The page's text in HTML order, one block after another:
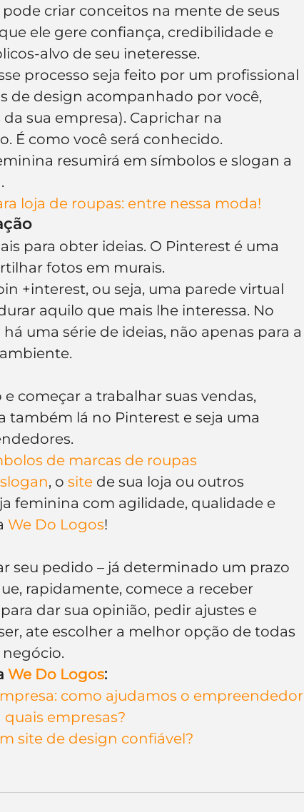
criar conceitos na mente de seus
ele gere confiança, credibilidade e
alvo de seu ineteresse.
processo seja feito por um profissional
de design acompanhado por você,
sua empresa). Caprichar na
É como você será conhecido.
resumirá em símbolos e slogan a
loja de roupas: entre nessa moda!
para obter ideias. O Pinterest é uma
fotos em murais.
+interest, ou seja, uma parede virtual
aquilo que mais lhe interessa. No
uma série de ideias, não apenas para a
começar a trabalhar suas vendas,
também lá no Pinterest e seja uma
de marcas de roupas
slogan, o site de sua loja ou outros
feminina com agilidade, qualidade e
We Do Logos!
seu pedido – já determinado um prazo
rapidamente, comece a receber
dar sua opinião, pedir ajustes e
ate escolher a melhor opção de todas
We Do Logos:
como ajudamos o empreendedor
empresas?
site de design confiável?